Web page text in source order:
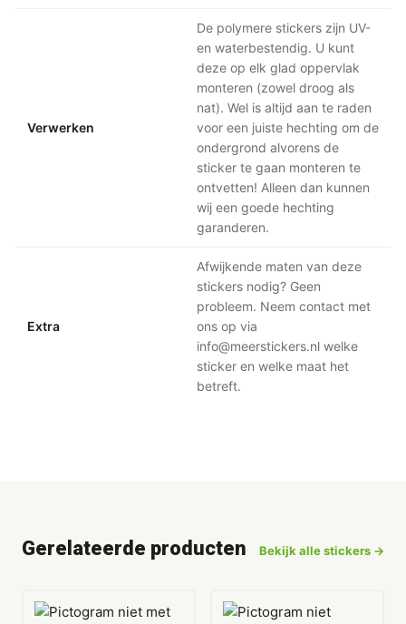
Verwerken
De polymere stickers zijn UV-
en waterbestendig. U kunt
deze op elk glad oppervlak
monteren (zowel droog als
nat). Wel is altijd aan te raden
voor een juiste hechting om de
ondergrond alvorens de
sticker te gaan monteren te
ontvetten! Alleen dan kunnen
wij een goede hechting
garanderen.
Extra
Afwijkende maten van deze
stickers nodig? Geen
probleem. Neem contact met
ons op via
info@meerstickers.nl welke
sticker en welke maat het
betreft.
Gerelateerde producten Bekijk alle stickers →